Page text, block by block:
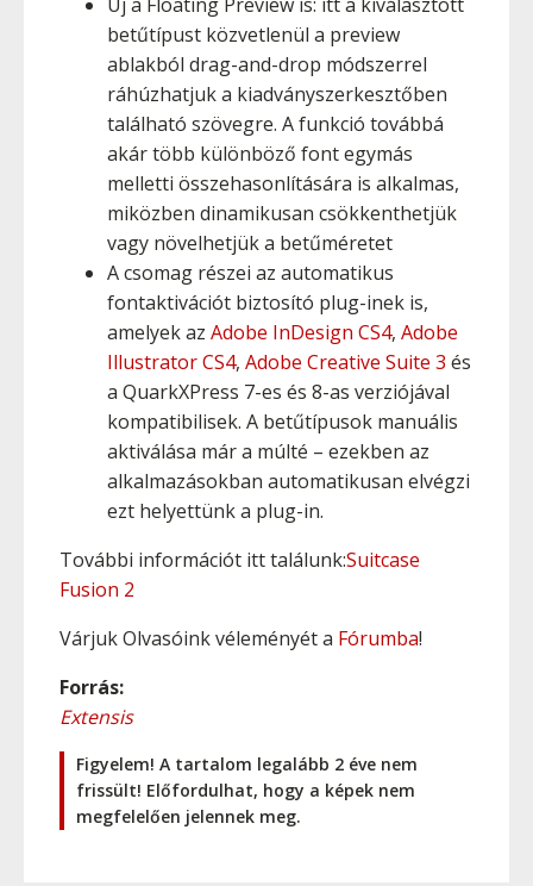
betűtípust közvetlenül a preview
ablakból drag-and-drop módszerrel
ráhúzhatjuk a kiadványszerkesztőben
található szövegre. A funkció továbbá
akár több különböző font egymás
melletti összehasonlítására is alkalmas,
miközben dinamikusan csökkenthetjük
vagy növelhetjük a betűméretet
A csomag részei az automatikus
fontaktivációt biztosító plug-inek is,
amelyek az Adobe InDesign CS4, Adobe
Illustrator CS4, Adobe Creative Suite 3 és
a QuarkXPress 7-es és 8-as verziójával
kompatibilisek. A betűtípusok manuális
aktiválása már a múlté – ezekben az
alkalmazásokban automatikusan elvégzi
ezt helyettünk a plug-in.
További információt itt találunk:Suitcase
Fusion 2
Várjuk Olvasóink véleményét a Fórumba!
Forrás:
Extensis
Figyelem! A tartalom legalább 2 éve nem
frissült! Előfordulhat, hogy a képek nem
megfelelően jelennek meg.